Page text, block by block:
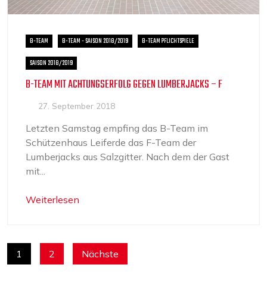
B-TEAM B-TEAM - SAISON 2018/2019 B-TEAM PFLICHTSPIELE
SAISON 2018/2019
B-TEAM MIT ACHTUNGSERFOLG GEGEN LUMBERJACKS – F
27. September 2018
Letzten Samstag empfing das B-Team im
Schützenhaus Leiferde das F-Team der
Lumberjacks aus Salzgitter. Nach dem der Gast
mit...
Weiterlesen
SEITENNUMMERIERUNG
1 2 Nächste